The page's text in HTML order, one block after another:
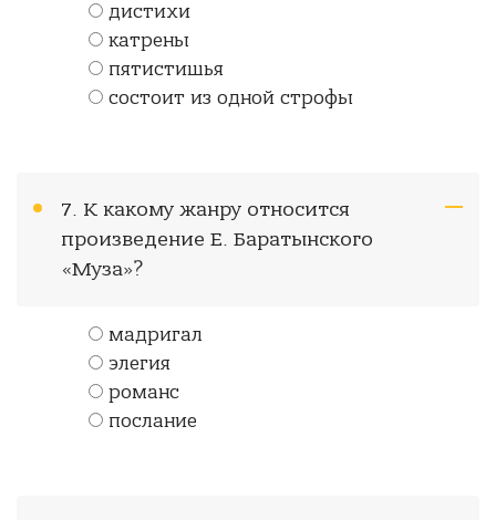
дистихи
катрены
пятистишья
состоит из одной строфы
7. К какому жанру относится
произведение Е. Баратынского
«Муза»?
мадригал
элегия
романс
послание